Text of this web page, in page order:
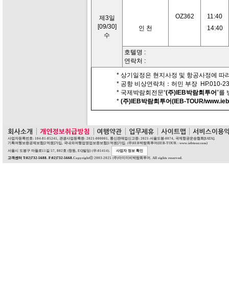
제3일
[09/30]
수
OZ362
11:40
인 천
14:40
호텔명 :
연락처 :
* 상기일정은 현지사정 및 항공사정에 따
* 공항 비상연락처：허민 부장 HP.010-
* 국제박람회전문“(주)IEB박람회투어”를
* (주)IEB박람회투어(IEB-TOUR/
사업자등록번호: 104-81-85241, 관광사업등록증: 2021-000001, 통신판매업신고증: 2021-서울도봉-0074, 국제항공운송협회[IATA].
기획여행보증공제보험[2억원]가입, 국내외여행업영업보증보험[1억원]가입. (주)IEB박람회투어(IEB-TOUR : www.iebtour.com)
서울시 도봉구 마들로11길 57, 802호 (창동, EQ빌딩) (우:01414).
사업자 정보 확인
고객센터 T:02)732-5688. F:02)732-5668.Copyrightⓒ 2003-2025 (주)아이이비박람회투어. All rights reserved.